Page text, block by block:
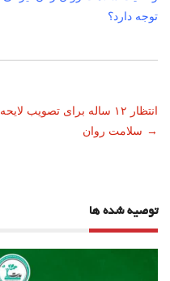
توجه دارد؟
ناوبری
نوشته
انتظار ۱۲ ساله برای تصویب لایحه
سلامت روان →
توصیه شده ها